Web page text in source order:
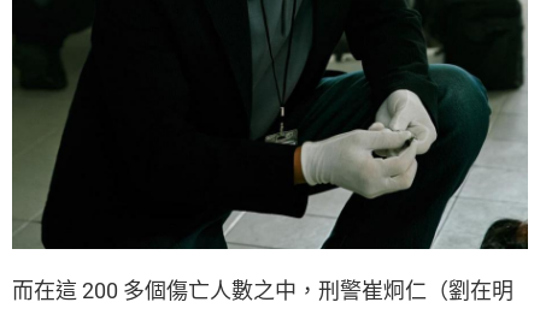
而在這 200 多個傷亡人數之中，刑警崔炯仁（劉在明